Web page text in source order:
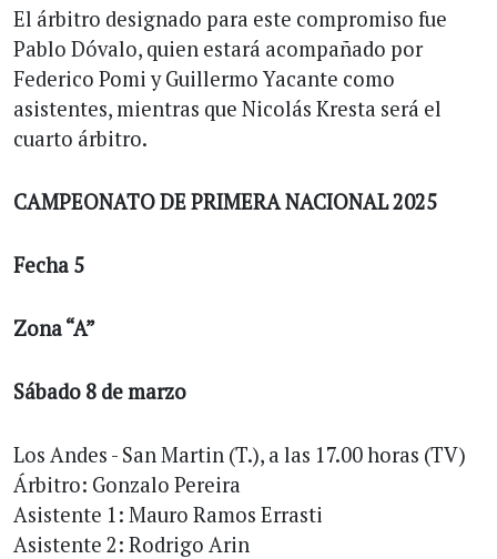
El árbitro designado para este compromiso fue
Pablo Dóvalo, quien estará acompañado por
Federico Pomi y Guillermo Yacante como
asistentes, mientras que Nicolás Kresta será el
cuarto árbitro.
CAMPEONATO DE PRIMERA NACIONAL 2025
Fecha 5
Zona “A”
Sábado 8 de marzo
Los Andes - San Martin (T.), a las 17.00 horas (TV)
Árbitro: Gonzalo Pereira
Asistente 1: Mauro Ramos Errasti
Asistente 2: Rodrigo Arin